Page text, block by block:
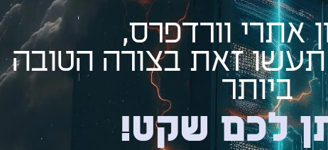
אתרי וורדפרס,
זאת בצורה הטובה
ביותר
לכם שקט!